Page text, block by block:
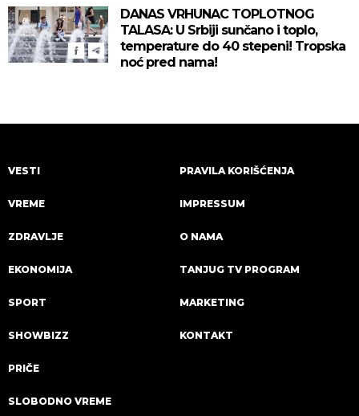
DANAS VRHUNAC TOPLOTNOG
TALASA: U Srbiji sunčano i toplo,
temperature do 40 stepeni! Tropska
noć pred nama!
VESTI
VREME
ZDRAVLJE
EKONOMIJA
SPORT
SHOWBIZZ
PRIČE
SLOBODNO VREME
PRAVILA KORIŠĆENJA
IMPRESSUM
O NAMA
TANJUG TV PROGRAM
MARKETING
KONTAKT